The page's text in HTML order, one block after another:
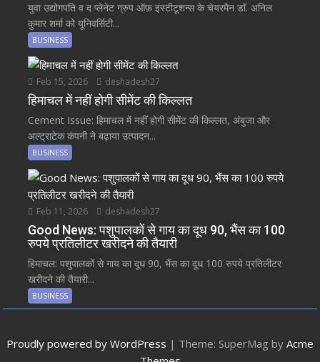
युवा उद्योगपति व द प्लेनेट ग्रुप ऑफ़ इंस्टीटूशन्स के चेयरमैन डॉ. अनिल
कुमार शर्मा को यूनिवर्सिटी...
BUSINESS
Feb 15, 2026 deshadesh27
हिमाचल में नहीं होगी सीमेंट की किल्लत
Cement Issue: हिमाचल में नहीं होगी सीमेंट की किल्लत, अंबुजा और
अल्ट्राटेक कंपनी ने बढ़ाया उत्पादन...
BUSINESS
Feb 11, 2026 deshadesh27
Good News: पशुपालकों से गाय का दूध 90, भैंस का 100
रुपये प्रतिलीटर खरीदने की तैयारी
हिमाचल: पशुपालकों से गाय का दूध 90, भैंस का दूध 100 रुपये प्रतिलीटर
खरीदने की तैयारी...
BUSINESS
Proudly powered by WordPress | Theme: SuperMag by Acme